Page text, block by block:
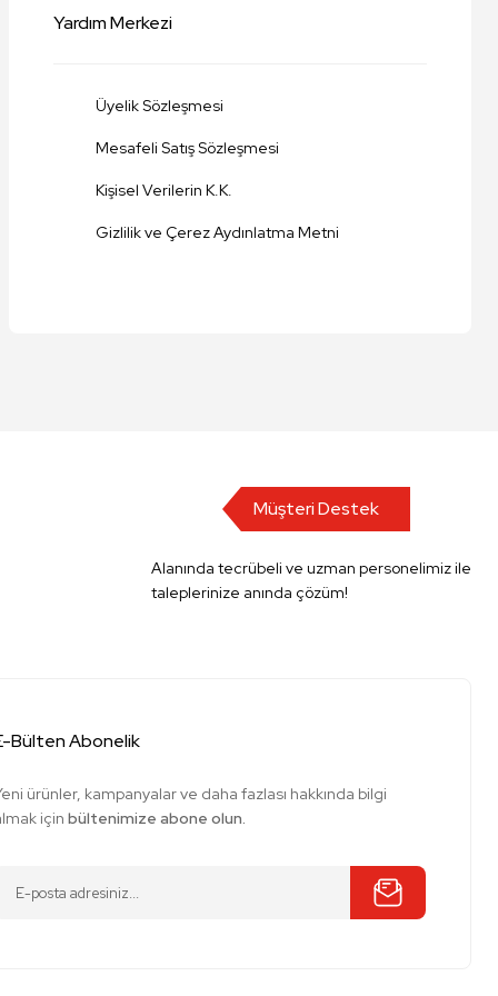
Yardım Merkezi
Üyelik Sözleşmesi
Mesafeli Satış Sözleşmesi
Kişisel Verilerin K.K.
Gizlilik ve Çerez Aydınlatma Metni
Müşteri Destek
Alanında tecrübeli ve uzman personelimiz ile
taleplerinize anında çözüm!
Bülten Abonelik
ürünler, kampanyalar ve daha fazlası hakkında bilgi
içinbültenimize abone olun.